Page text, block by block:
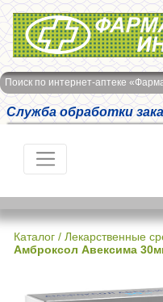
Интернет-аптека
Поиск по интернет-аптеке
Служба обработки
Каталог / Лекарственные
Амброксол Авексима